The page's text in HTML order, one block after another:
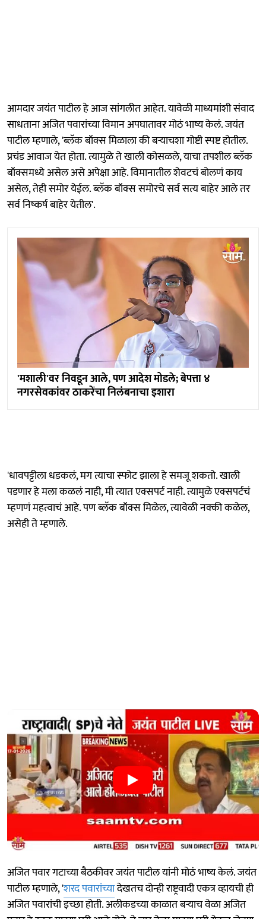
आमदार जयंत पाटील हे आज सांगलीत आहेत. यावेळी माध्यमांशी संवाद
साधताना अजित पवारांच्या विमान अपघातावर मोठं भाष्य केलं. जयंत
पाटील म्हणाले, 'ब्लॅक बॉक्स मिळाला की बऱ्याचशा गोष्टी स्पष्ट होतील.
प्रचंड आवाज येत होता. त्यामुळे ते खाली कोसळले, याचा तपशील ब्लॅक
बॉक्समध्ये असेल असे अपेक्षा आहे. विमानातील शेवटचं बोलणं काय
असेल, तेही समोर येईल. ब्लॅक बॉक्स समोरचे सर्व सत्य बाहेर आले तर
सर्व निष्कर्ष बाहेर येतील'.
'मशाली'वर निवडून आले, पण आदेश मोडले; बेपत्ता ४
नगरसेवकांवर ठाकरेंचा निलंबनाचा इशारा
'धावपट्टीला धडकलं, मग त्याचा स्फोट झाला हे समजू शकतो. खाली
पडणार हे मला कळलं नाही, मी त्यात एक्सपर्ट नाही. त्यामुळे एक्सपर्टचं
म्हणणं महत्वाचं आहे. पण ब्लॅक बॉक्स मिळेल, त्यावेळी नक्की कळेल,
असेही ते म्हणाले.
अजित पवार गटाच्या बैठकीवर जयंत पाटील यांनी मोठं भाष्य केलं. जयंत
पाटील म्हणाले, 'शरद पवारांच्यादेखतच दोन्ही राष्ट्रवादी एकत्र व्हायची ही
अजित पवारांची इच्छा होती. अलीकडच्या काळात बऱ्याच वेळा अजित